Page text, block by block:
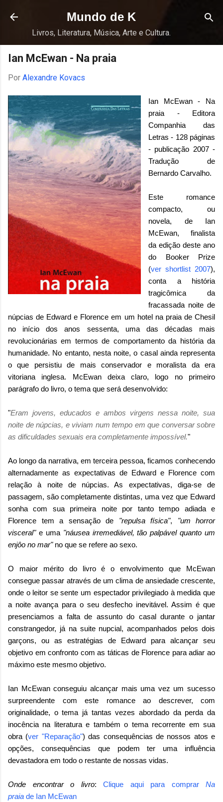
Pular para o conteúdo principal
Mundo de K
Livros, Literatura, Música, Arte e Cultura.
Ian McEwan - Na praia
Por Alexandre Kovacs
Ian McEwan - Na
praia - Editora
Companhia das
Letras - 128 páginas
- publicação 2007 -
Tradução de
Bernardo Carvalho.
Este romance
compacto, ou
novela, de Ian
McEwan, finalista
da edição deste ano
do Booker Prize
(ver shortlist 2007),
conta a história
tragicômica da
fracassada noite de
núpcias de Edward e Florence em um hotel na praia de Chesil
no início dos anos sessenta, uma das décadas mais
revolucionárias em termos de comportamento da história da
humanidade. No entanto, nesta noite, o casal ainda representa
o que persistiu de mais conservador e moralista da era
vitoriana inglesa. McEwan deixa claro, logo no primeiro
parágrafo do livro, o tema que será desenvolvido:
"Eram jovens, educados e ambos virgens nessa noite, sua
noite de núpcias, e viviam num tempo em que conversar sobre
as dificuldades sexuais era completamente impossível."
Ao longo da narrativa, em terceira pessoa, ficamos conhecendo
alternadamente as expectativas de Edward e Florence com
relação à noite de núpcias. As expectativas, diga-se de
passagem, são completamente distintas, uma vez que Edward
sonha com sua primeira noite por tanto tempo adiada e
Florence tem a sensação de "repulsa física", "um horror
visceral" e uma "náusea irremediável, tão palpável quanto um
enjôo no mar" no que se refere ao sexo.
O maior mérito do livro é o envolvimento que McEwan
consegue passar através de um clima de ansiedade crescente,
onde o leitor se sente um espectador privilegiado à medida que
a noite avança para o seu desfecho inevitável. Assim é que
presenciamos a falta de assunto do casal durante o jantar
constrangedor, já na suite nupcial, acompanhados pelos dois
garçons, ou as estratégias de Edward para alcançar seu
objetivo em confronto com as táticas de Florence para adiar ao
máximo este mesmo objetivo.
Ian McEwan conseguiu alcançar mais uma vez um sucesso
surpreendente com este romance ao descrever, com
originalidade, o tema já tantas vezes abordado da perda da
inocência na literatura e também o tema recorrente em sua
obra (ver "Reparação") das consequências de nossos atos e
opções, consequências que podem ter uma influência
devastadora em todo o restante de nossas vidas.
Onde encontrar o livro: Clique aqui para comprar Na
praia de Ian McEwan